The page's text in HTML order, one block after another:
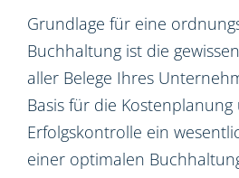
Grundlage für eine
Buchhaltung ist die
aller Belege Ihres
Basis für die Kostenplanung
Erfolgskontrolle ein
einer optimalen